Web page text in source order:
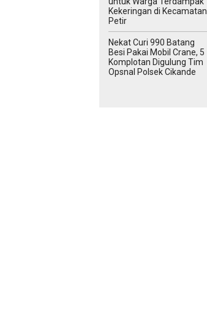
Kekeringan di Kecamatan
Petir
Nekat Curi 990 Batang
Besi Pakai Mobil Crane, 5
Komplotan Digulung Tim
Opsnal Polsek Cikande